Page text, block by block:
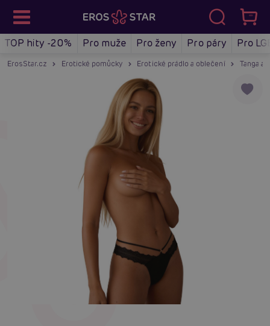
TOP hity -20% Pro muže Pro ženy Pro páry Pro
ErosStar.cz Erotické pomůcky Erotické prádlo a oblečení Tanga a